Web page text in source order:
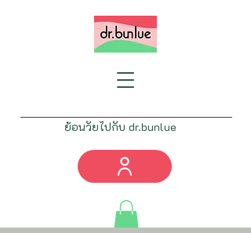
ย้อนวัยไปกับ dr.bunlue
info@drbunlue.com